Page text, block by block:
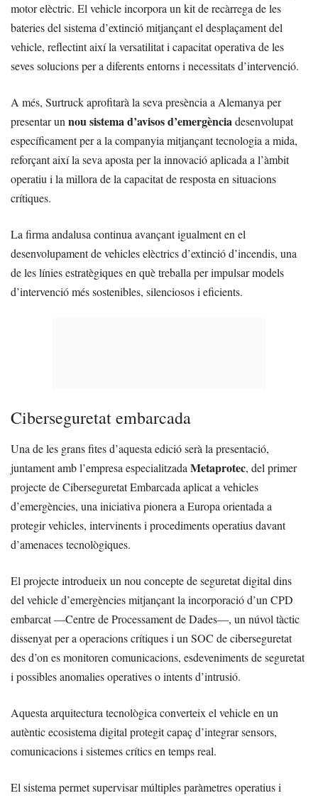
motor elèctric. El vehicle incorpora un kit de recàrrega de les
bateries del sistema d’extinció mitjançant el desplaçament del
vehicle, reflectint així la versatilitat i capacitat operativa de les
seves solucions per a diferents entorns i necessitats d’intervenció.
A més, Surtruck aprofitarà la seva presència a Alemanya per
presentar unnou sistema d’avisos d’emergènciadesenvolupat
específicament per a la companyia mitjançant tecnologia a mida,
reforçant així la seva aposta per la innovació aplicada a l’àmbit
operatiu i la millora de la capacitat de resposta en situacions
crítiques.
La firma andalusa continua avançant igualment en el
desenvolupament de vehicles elèctrics d’extinció d’incendis, una
de les línies estratègiques en què treballa per impulsar models
d’intervenció més sostenibles, silenciosos i eficients.
Ciberseguretat embarcada
Una de les grans fites d’aquesta edició serà la presentació,
juntament amb l’empresa especialitzadaMetaprotec, del primer
projecte de Ciberseguretat Embarcada aplicat a vehicles
d’emergències, una iniciativa pionera a Europa orientada a
protegir vehicles, intervinents i procediments operatius davant
d’amenaces tecnològiques.
El projecte introdueix un nou concepte de seguretat digital dins
del vehicle d’emergències mitjançant la incorporació d’un CPD
embarcat —Centre de Processament de Dades—, un núvol tàctic
dissenyat per a operacions crítiques i un SOC de ciberseguretat
des d’on es monitoren comunicacions, esdeveniments de seguretat
i possibles anomalies operatives o intents d’intrusió.
Aquesta arquitectura tecnològica converteix el vehicle en un
autèntic ecosistema digital protegit capaç d’integrar sensors,
comunicacions i sistemes crítics en temps real.
El sistema permet supervisar múltiples paràmetres operatius i